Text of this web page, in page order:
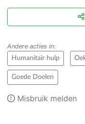
Andere acties in:
Humanitair hulp
Goede Doelen
Misbruik melden